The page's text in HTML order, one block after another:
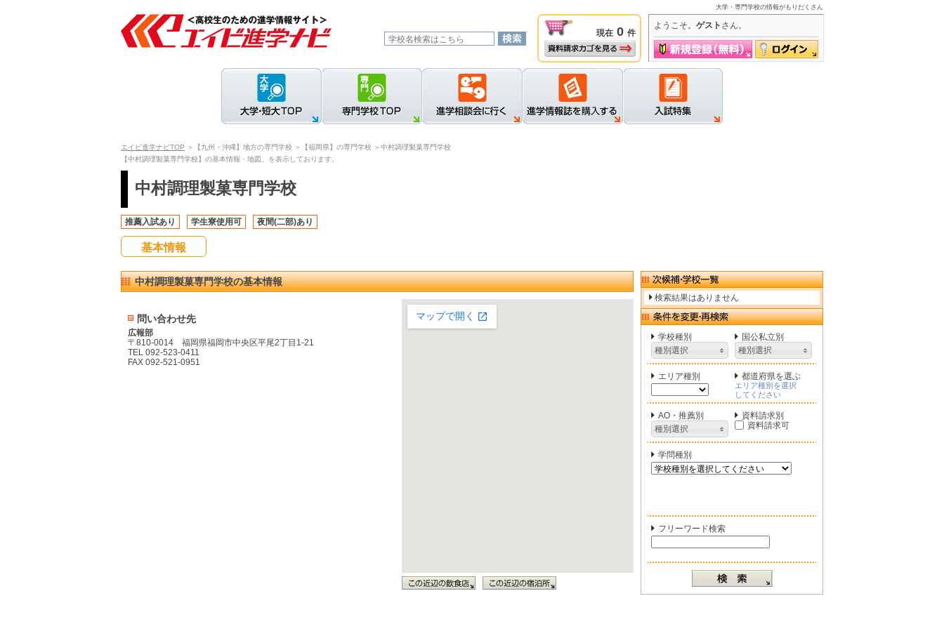
大学・専門学校の情報がもりだくさん
現在 0 件
資料請求カゴを見る
新規登録 ログイン
ようこそ。 ゲスト さん。
エイビ進学ナビTOP ＞【九州・沖縄】地方の専門学校 ＞【福岡県】の専門学校 ＞中村調理製菓専門学校
【中村調理製菓専門学校】の基本情報・地図、を表示しております。
中村調理製菓専門学校
推薦入試あり 学生寮使用可 夜間(二部)あり
基本情報
中村調理製菓専門学校の基本情報
問い合わせ先
広報部
〒810-0014 福岡県福岡市中央区平尾2丁目1-21
TEL 092-523-0411
FAX 092-521-0951
検索結果はありません
学校種別
種別選択
国公私立別
種別選択
エリア種別 都道府県を選ぶ
エリア種別を選択
してください
AO・推薦別
種別選択
資料請求別
資料請求可
学問種別
フリーワード検索